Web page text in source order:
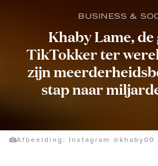
BUSINESS &
Khaby Lame,
TikTokker ter
zijn
stap naar
Afbeelding: Instagram @khaby00